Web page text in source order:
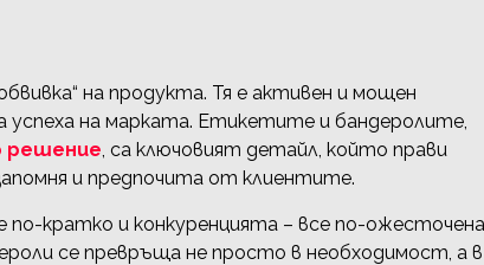
на продукта. Тя е активен и мощен
на марката. Етикетите и бандеролите,
решение , са ключовият детайл, който прави
и предпочита от клиентите.
кратко и конкуренцията – все по-
се превръща не просто в необходимост, а в